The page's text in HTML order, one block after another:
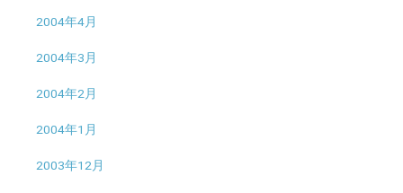
2004年4月
2004年3月
2004年2月
2004年1月
2003年12月